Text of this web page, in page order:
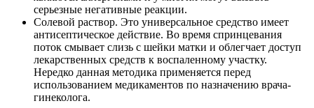
серьезные негативные реакции.
Солевой раствор. Это универсальное средство имеет
антисептическое действие. Во время спринцевания
поток смывает слизь с шейки матки и облегчает доступ
лекарственных средств к воспаленному участку.
Нередко данная методика применяется перед
использованием медикаментов по назначению врача-
гинеколога.